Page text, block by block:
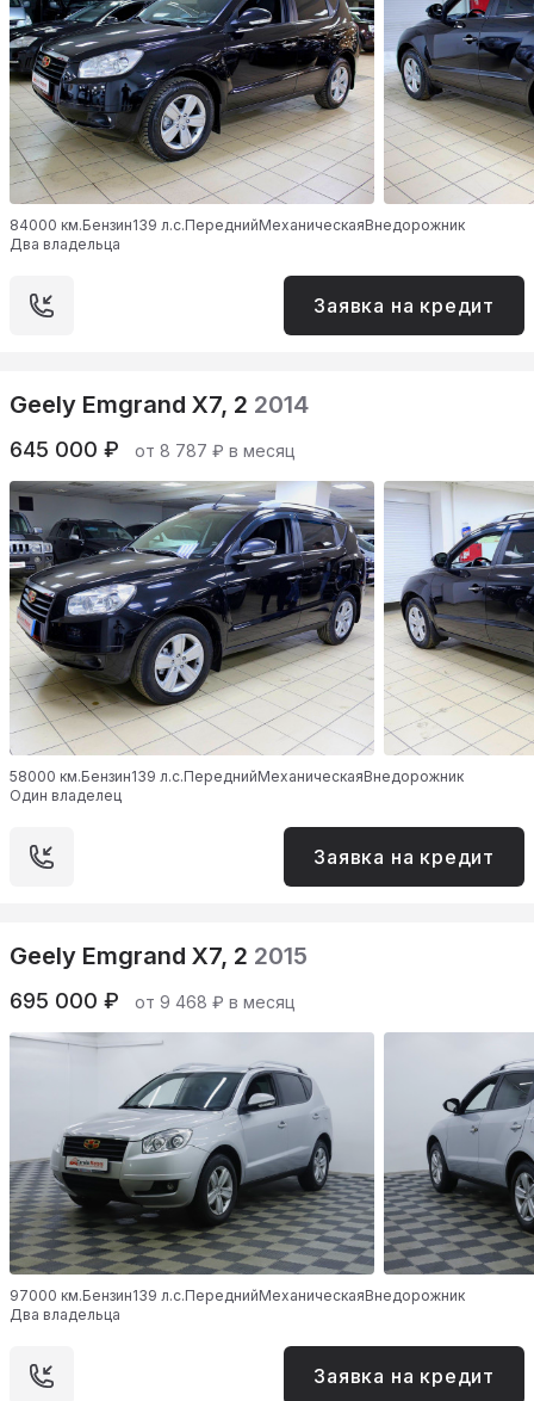
84000 км.Бензин139 л.с.ПереднийМеханическаяВнедорожник
Два владельца
Заявка на кредит
Geely Emgrand X7, 2 2014
645 000 ₽ от 8 787 ₽ в месяц
58000 км.Бензин139 л.с.ПереднийМеханическаяВнедорожник
Один владелец
Заявка на кредит
Geely Emgrand X7, 2 2015
695 000 ₽ от 9 468 ₽ в месяц
97000 км.Бензин139 л.с.ПереднийМеханическаяВнедорожник
Два владельца
Заявка на кредит